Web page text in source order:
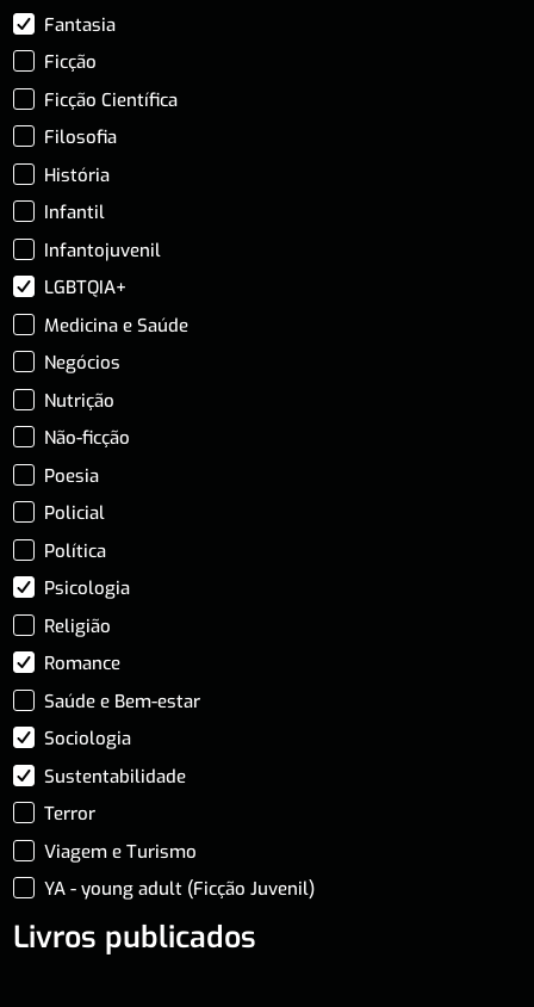
Fantasia
Ficção
Ficção Científica
Filosofia
História
Infantil
Infantojuvenil
LGBTQIA+
Medicina e Saúde
Negócios
Nutrição
Não-ficção
Poesia
Policial
Política
Psicologia
Religião
Romance
Saúde e Bem-estar
Sociologia
Sustentabilidade
Terror
Viagem e Turismo
YA - young adult (Ficção Juvenil)
Livros publicados